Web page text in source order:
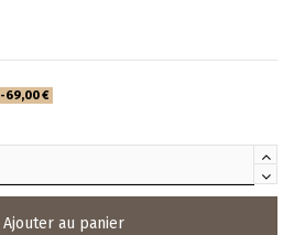
-69,00 €
Ajouter au panier